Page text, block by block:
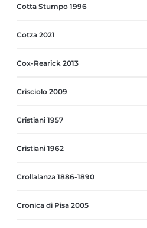
Cotta Stumpo 1996
Cotza 2021
Cox-Rearick 2013
Crisciolo 2009
Cristiani 1957
Cristiani 1962
Crollalanza 1886-1890
Cronica di Pisa 2005